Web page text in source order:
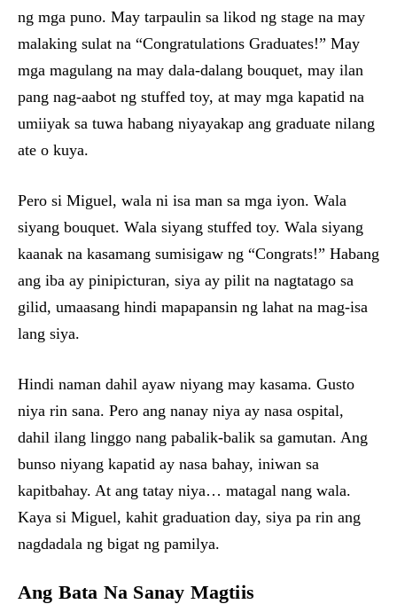
ng mga puno. May tarpaulin sa likod ng stage na may
malaking sulat na “Congratulations Graduates!” May
mga magulang na may dala-dalang bouquet, may ilan
pang nag-aabot ng stuffed toy, at may mga kapatid na
umiiyak sa tuwa habang niyayakap ang graduate nilang
ate o kuya.
Pero si Miguel, wala ni isa man sa mga iyon. Wala
siyang bouquet. Wala siyang stuffed toy. Wala siyang
kaanak na kasamang sumisigaw ng “Congrats!” Habang
ang iba ay pinipicturan, siya ay pilit na nagtatago sa
gilid, umaasang hindi mapapansin ng lahat na mag-isa
lang siya.
Hindi naman dahil ayaw niyang may kasama. Gusto
niya rin sana. Pero ang nanay niya ay nasa ospital,
dahil ilang linggo nang pabalik-balik sa gamutan. Ang
bunso niyang kapatid ay nasa bahay, iniwan sa
kapitbahay. At ang tatay niya… matagal nang wala.
Kaya si Miguel, kahit graduation day, siya pa rin ang
nagdadala ng bigat ng pamilya.
Ang Bata Na Sanay Magtiis